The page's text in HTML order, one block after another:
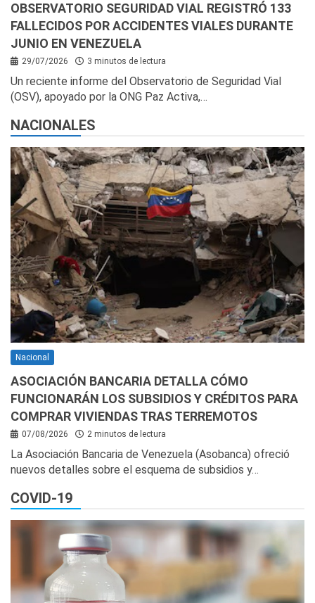
OBSERVATORIO SEGURIDAD VIAL REGISTRÓ 133
FALLECIDOS POR ACCIDENTES VIALES DURANTE
JUNIO EN VENEZUELA
29/07/2026 3 minutos de lectura
Un reciente informe del Observatorio de Seguridad Vial
(OSV), apoyado por la ONG Paz Activa,…
NACIONALES
Nacional
ASOCIACIÓN BANCARIA DETALLA CÓMO
FUNCIONARÁN LOS SUBSIDIOS Y CRÉDITOS PARA
COMPRAR VIVIENDAS TRAS TERREMOTOS
07/08/2026 2 minutos de lectura
La Asociación Bancaria de Venezuela (Asobanca) ofreció
nuevos detalles sobre el esquema de subsidios y…
COVID-19